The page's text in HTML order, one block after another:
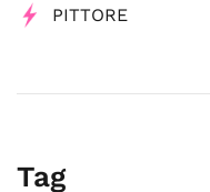
PITTORE
Tag